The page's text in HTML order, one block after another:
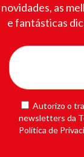
novidades, as
e fantásticas
Autorizo o
newsletters da
Política de